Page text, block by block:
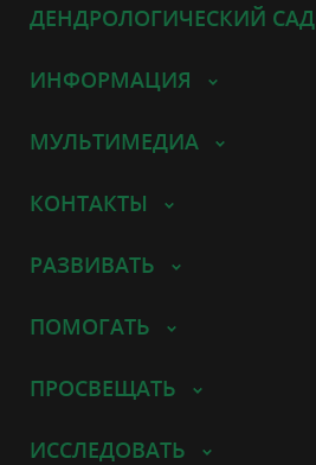
ДЕНДРОЛОГИЧЕСКИЙ САД
ИНФОРМАЦИЯ
МУЛЬТИМЕДИА
КОНТАКТЫ
РАЗВИВАТЬ
ПОМОГАТЬ
ПРОСВЕЩАТЬ
ИССЛЕДОВАТЬ